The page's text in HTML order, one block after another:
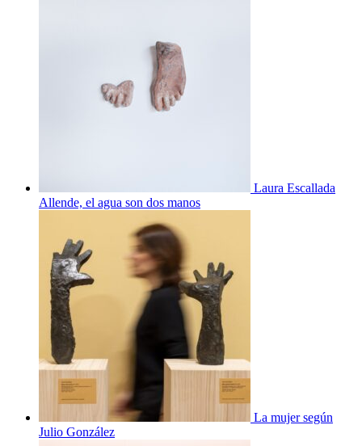
Laura Escallada
Allende, el agua son dos manos
La mujer según
Julio González